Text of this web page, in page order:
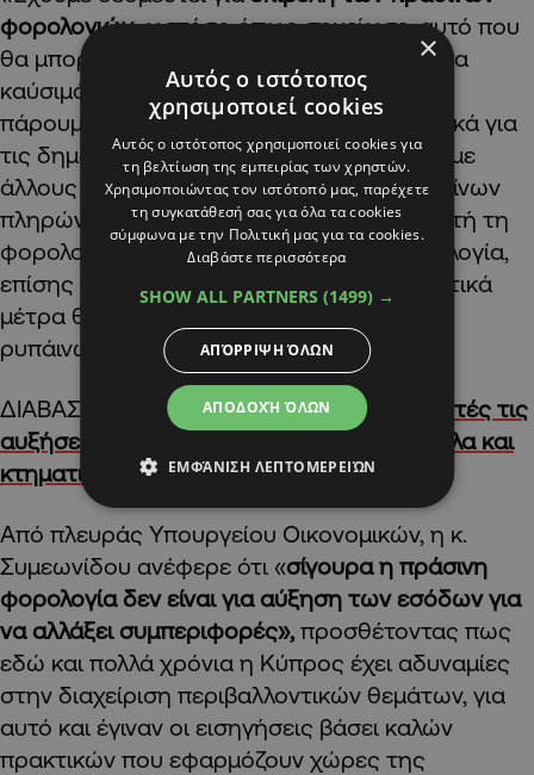
φορολογιών, ωστόσο όπως σημείωσε, αυτό που
θα μπορούσε να γίνει, εφόσον οι φόροι στα
καύσιμά έχουν αυτό το πρόβλημα, είτε θα
πάρουμε αυτούς τους φόρους αποκλειστικά για
τις δημόσιες συγκοινωνίες, είτε θα πάρουμε
άλλους φόρους στην αρχή του ότι ο ρυπαίνων
πληρώνει και θα να αντικαταστήσουμε αυτή τη
φορολογία με κάποια άλλη πράσινη φορολογία,
επίσης του άνθρακα. Και στα αντισταθμιστικά
μέτρα θα πρέπει επίσης να τιμωρείται ο
ρυπάινων».
ΔΙΑΒΑΣΤΕ ΕΠΙΣΗΣ: Πράσινη φορολογία: Αυτές τις
αυξήσεις θα επιβάλουν οι Δήμοι σε σκύβαλα και
κτηματικό φόρο
Από πλευράς Υπουργείου Οικονομικών, η κ.
Συμεωνίδου ανέφερε ότι «σίγουρα η πράσινη
φορολογία δεν είναι για αύξηση των εσόδων για
να αλλάξει συμπεριφορές», προσθέτοντας πως
εδώ και πολλά χρόνια η Κύπρος έχει αδυναμίες
στην διαχείριση περιβαλλοντικών θεμάτων, για
αυτό και έγιναν οι εισηγήσεις βάσει καλών
πρακτικών που εφαρμόζουν χώρες της
×
Αυτός ο ιστότοπος
χρησιμοποιεί cookies
Αυτός ο ιστότοπος χρησιμοποιεί cookies για
τη βελτίωση της εμπειρίας των χρηστών.
Χρησιμοποιώντας τον ιστότοπό μας, παρέχετε
τη συγκατάθεσή σας για όλα τα cookies
σύμφωνα με την Πολιτική μας για τα cookies.
Διαβάστε περισσότερα
SHOW ALL PARTNERS (1499) →
ΑΠΟΔΟΧΉ ΌΛΩΝ
ΑΠΌΡΡΙΨΗ ΌΛΩΝ
ΕΜΦΆΝΙΣΗ ΛΕΠΤΟΜΕΡΕΙΏΝ